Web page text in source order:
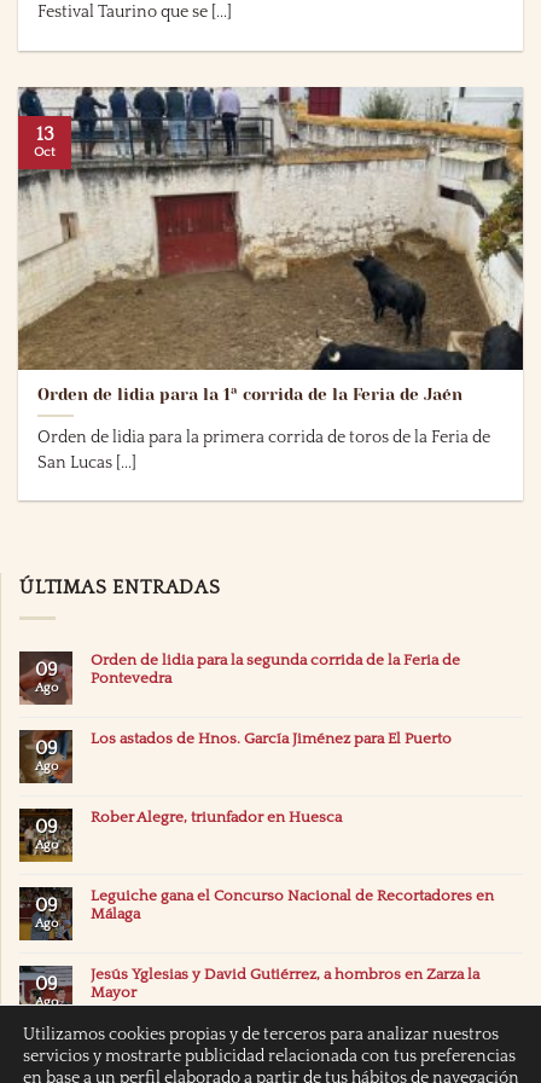
Festival Taurino que se [...]
Orden de lidia para la 1ª corrida de la Feria de Jaén
Orden de lidia para la primera corrida de toros de la Feria de
San Lucas [...]
13
Oct
ÚLTIMAS ENTRADAS
09
Ago
Orden de lidia para la segunda corrida de la Feria de
Pontevedra
09
Ago
Los astados de Hnos. García Jiménez para El Puerto
09
Ago
Rober Alegre, triunfador en Huesca
09
Ago
Leguiche gana el Concurso Nacional de Recortadores en
Málaga
09
Ago
Jesús Yglesias y David Gutiérrez, a hombros en Zarza la
Mayor
Utilizamos cookies propias y de terceros para analizar nuestros
servicios y mostrarte publicidad relacionada con tus preferencias
en base a un perfil elaborado a partir de tus hábitos de navegación